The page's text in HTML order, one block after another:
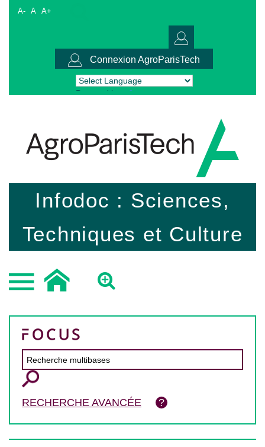
A- A A+
Connexion AgroParisTech
Powered by Translate
Infodoc : Sciences,
Techniques et Culture
RECHERCHE AVANCÉE